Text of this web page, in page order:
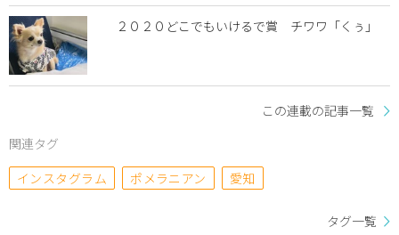
２０２０どこでもいけるで賞 チワワ「くぅ」
この連載の記事一覧
関連タグ
インスタグラム
ポメラニアン 愛知
タグ一覧